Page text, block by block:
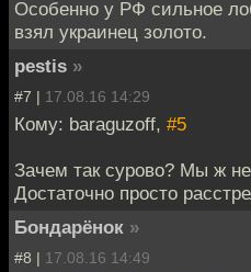
Особенно у РФ сильное
взял украинец золото.
pestis »
#7 | 17.08.16 14:29
Кому: baraguzoff, #5
Зачем так сурово? Мы ж
Достаточно просто
Бондарёнок »
#8 | 17.08.16 14:49